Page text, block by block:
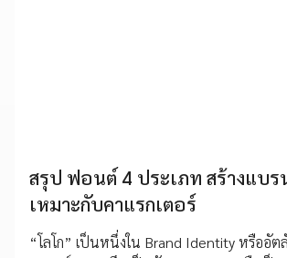
สรุป ฟอนต์ 4 ประเภท สร้างแบร
เหมาะกับคาแรกเตอร์
“โลโก” เป็นหนึ่งใน Brand Identity หรืออั